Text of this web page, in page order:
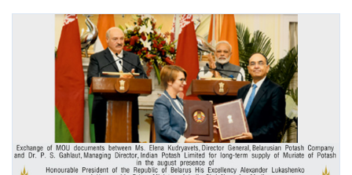
Cooperatives
International
Rural Dialogue
Ground Report
Rural Connect